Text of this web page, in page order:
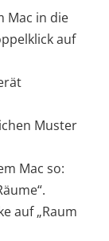
Mac in die
auf
Muster
Mac so:
auf „Raum